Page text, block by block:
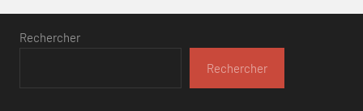
Rechercher
Rechercher